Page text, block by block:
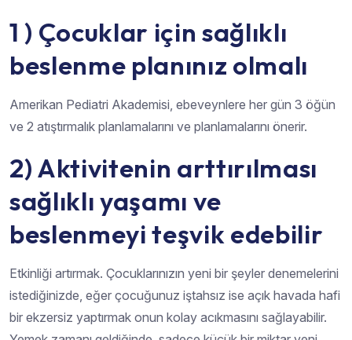
1 ) Çocuklar için sağlıklı
beslenme planınız olmalı
Amerikan Pediatri Akademisi, ebeveynlere her gün 3 öğün
ve 2 atıştırmalık planlamalarını ve planlamalarını önerir.
2) Aktivitenin arttırılması
sağlıklı yaşamı ve
beslenmeyi teşvik edebilir
Etkinliği artırmak. Çocuklarınızın yeni bir şeyler denemelerini
istediğinizde, eğer çocuğunuz iştahsız ise açık havada hafi
bir ekzersiz yaptırmak onun kolay acıkmasını sağlayabilir.